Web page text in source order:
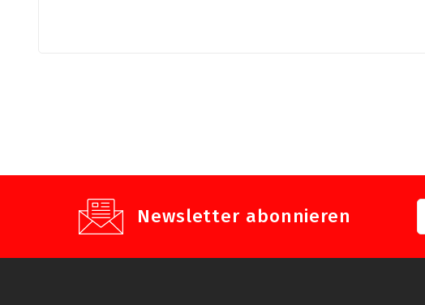
Newsletter abonnieren